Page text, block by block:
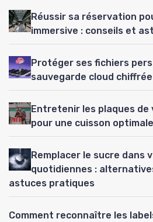
Réussir sa réservation
immersive : conseils et
Protéger ses fichiers
sauvegarde cloud chiffrée
Entretenir les plaques de
pour une cuisson optimale
Remplacer le sucre dans
quotidiennes :
astuces pratiques
Comment reconnaître les